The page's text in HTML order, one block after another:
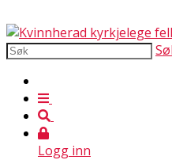
Logg inn